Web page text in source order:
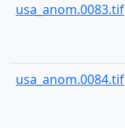
usa_anom.0083.tif
usa_anom.0084.tif